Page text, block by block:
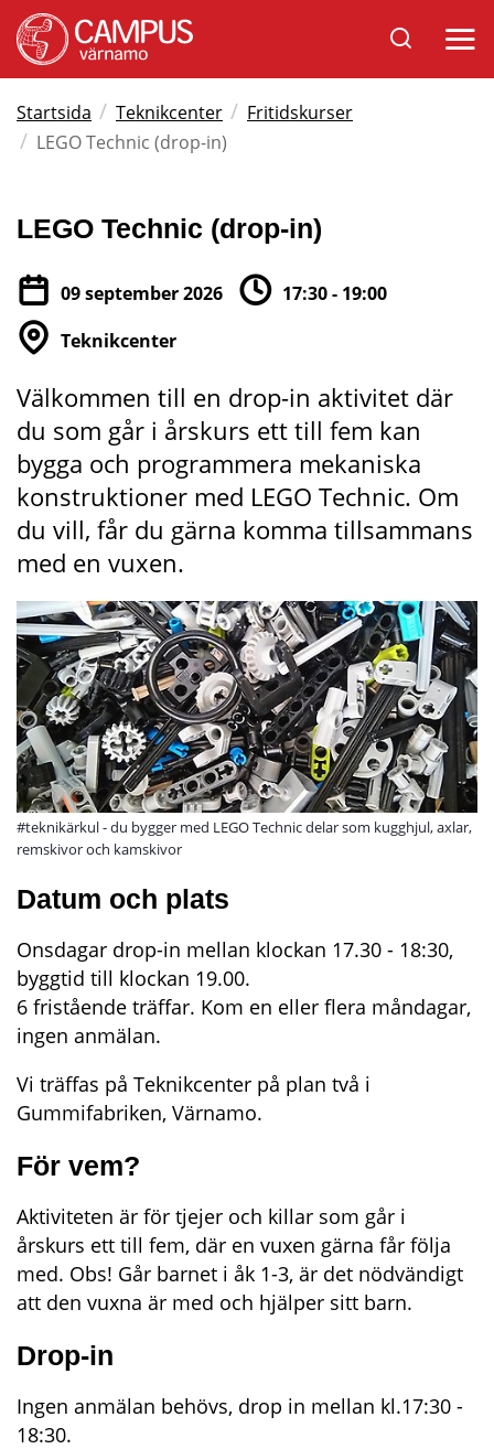
Sök
på
Varnamo.se
Öppna
Startsida / Teknikcenter / Fritidskurser
/ LEGO Technic (drop-in)
LEGO Technic (drop-in)
09 september 2026
17:30 - 19:00
Teknikcenter
Välkommen till en drop-in aktivitet där
du som går i årskurs ett till fem kan
bygga och programmera mekaniska
konstruktioner med LEGO Technic. Om
du vill, får du gärna komma tillsammans
med en vuxen.
#teknikärkul - du bygger med LEGO Technic delar som kugghjul, axlar,
remskivor och kamskivor
Datum och plats
Onsdagar drop-in mellan klockan 17.30 - 18:30,
byggtid till klockan 19.00.
6 fristående träffar. Kom en eller flera måndagar,
ingen anmälan.
Vi träffas på Teknikcenter på plan två i
Gummifabriken, Värnamo.
För vem?
Aktiviteten är för tjejer och killar som går i
årskurs ett till fem, där en vuxen gärna får följa
med. Obs! Går barnet i åk 1-3, är det nödvändigt
att den vuxna är med och hjälper sitt barn.
Drop-in
Ingen anmälan behövs, drop in mellan kl.17:30 -
18:30.